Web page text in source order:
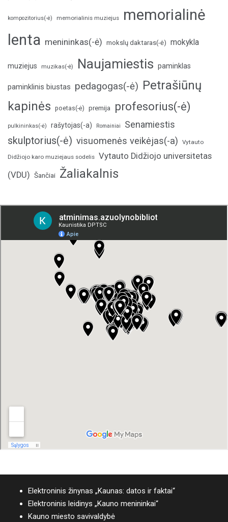
kompozitorius(-ė) memorialinis muziejus
memorialinė
lenta menininkas(-ė) mokslų daktaras(-ė) mokykla
muziejus muzikas(-ė) Naujamiestis paminklas
paminklinis biustas pedagogas(-ė) Petrašiūnų
kapinės poetas(-ė) premija profesorius(-ė)
pulkininkas(-ė) rašytojas(-a) Romainiai Senamiestis
skulptorius(-ė) visuomenės veikėjas(-a) Vytauto
Didžiojo karo muziejaus sodelis Vytauto Didžiojo universitetas
(VDU) Šančiai Žaliakalnis
Elektroninis žinynas „Kaunas: datos ir faktai“
Elektroninis leidinys „Kauno menininkai“
Kauno miesto savivaldybė